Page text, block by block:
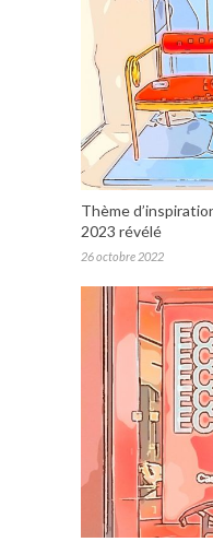
Thème
2023 révélé
26 octobre 2022